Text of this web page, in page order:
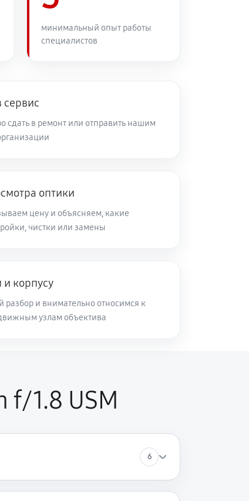
60 минут
60 минут
60 минут
60 минут Заказать
60 минут
минимальный опыт работы
специалистов
сервис
сдать в ремонт или отправить нашим
оптики
цену и объясняем, какие
чистки или замены
корпусу
и внимательно относимся к
узлам объектива
f/1.8 USM
6